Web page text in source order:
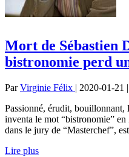
Mort de Sébastien
bistronomie perd
ParVirginie Félix | 2020-01-21
Passionné, érudit,
inventa le mot “bistronomie”
dans le jury de “Masterchef”,
Lire plus